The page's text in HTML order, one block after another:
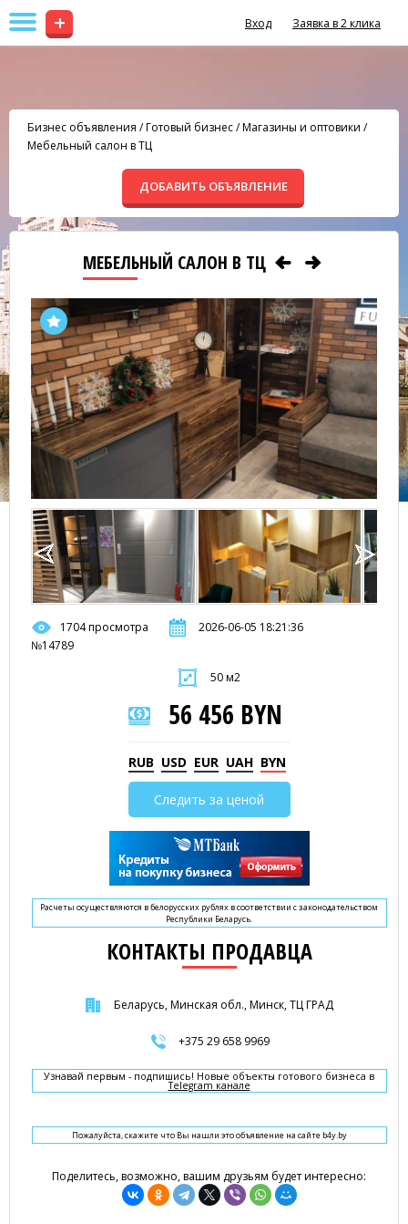
+ Вход Заявка в 2 клика
Бизнес объявления /Готовый бизнес/Магазины и оптовики /
Мебельный салон в ТЦ
ДОБАВИТЬ ОБЪЯВЛЕНИЕ
МЕБЕЛЬНЫЙ САЛОН В ТЦ
1704 просмотра
2026-06-05 18:21:36
№14789
50 м2
56 456 BYN
RUB USD EUR UAH BYN
Следить за ценой
Расчеты осуществляются в белорусских рублях в соответствии с законодательством
Республики Беларусь.
КОНТАКТЫ ПРОДАВЦА
Беларусь, Минская обл., Минск, ТЦ ГРАД
+375 29 658 9969
Узнавай первым - подпишись! Новые объекты готового бизнеса в
Telegram канале
Пожалуйста, скажите что Вы нашли это объявление на сайте b4y.by
Поделитесь, возможно, вашим друзьям будет интересно: